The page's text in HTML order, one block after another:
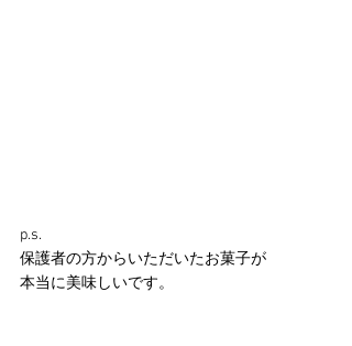
p.s.
保護者の方からいただいたお菓子が
本当に美味しいです。